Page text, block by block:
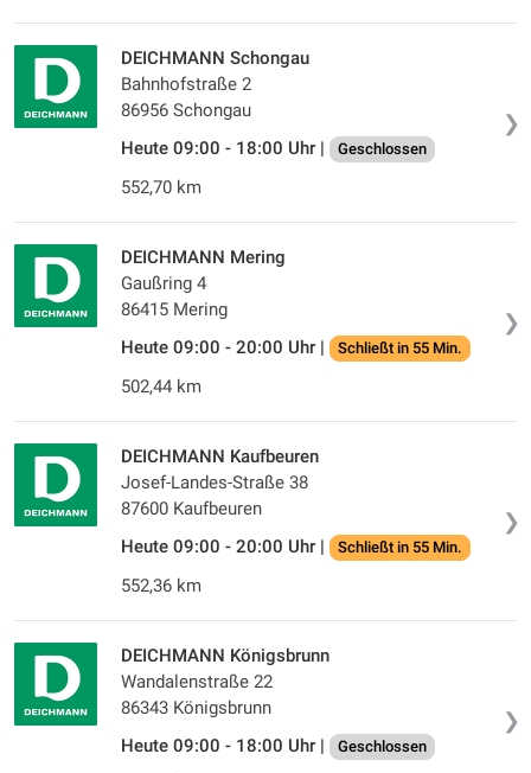
❯
DEICHMANN Schongau
Bahnhofstraße 2
86956 Schongau
Heute 09:00 - 18:00 Uhr |
Geschlossen
552,70 km
❯
DEICHMANN Mering
Gaußring 4
86415 Mering
Heute 09:00 - 20:00 Uhr |
Schließt in 55 Min.
502,44 km
❯
DEICHMANN Kaufbeuren
Josef-Landes-Straße 38
87600 Kaufbeuren
Heute 09:00 - 20:00 Uhr |
Schließt in 55 Min.
552,36 km
❯
DEICHMANN Königsbrunn
Wandalenstraße 22
86343 Königsbrunn
Heute 09:00 - 18:00 Uhr |
Geschlossen